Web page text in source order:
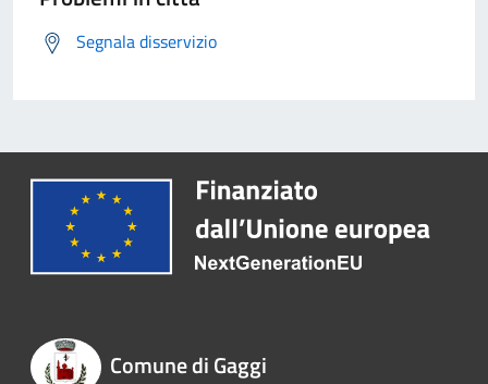
Segnala disservizio
Comune di Gaggi